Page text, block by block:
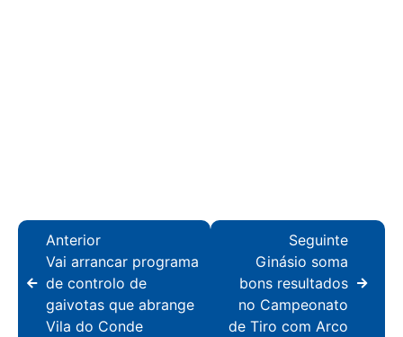
Anterior
Vai arrancar programa
de controlo de
gaivotas que abrange
Vila do Conde
Seguinte
Ginásio soma
bons resultados
no Campeonato
de Tiro com Arco